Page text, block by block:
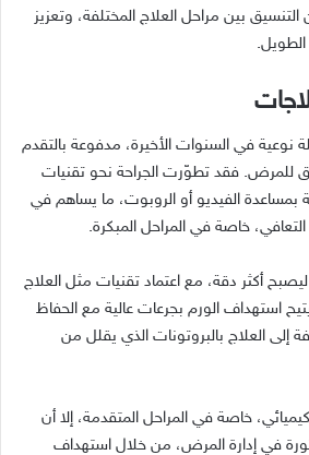
التنسيق بين مراحل العلاج المختلفة، وتعزيز
الطويل.
نوعية في السنوات الأخيرة، مدفوعة بالتقدم
للمرض. فقد تطوّرت الجراحة نحو تقنيات
بمساعدة الفيديو أو الروبوت، ما يساهم في
خاصة في المراحل المبكرة.
أكثر دقة، مع اعتماد تقنيات مثل العلاج
استهداف الورم بجرعات عالية مع الحفاظ
إلى العلاج بالبروتونات الذي يقلل من
خاصة في المراحل المتقدمة، إلا أن
في إدارة المرض، من خلال استهداف